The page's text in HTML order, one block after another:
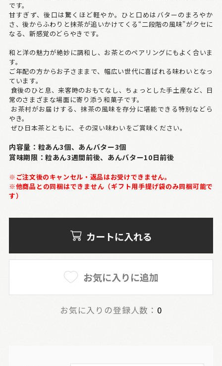
です。
甘すぎず、後口は驚くほど軽やか。ひと口めはバターのまろやか
さ、後からふわりと抹茶が追いかけてくる“二段階の風味”がクセに
なる、新感覚のどらやきです。
和と洋の魅力が絶妙に調和し、お茶とのペアリングにもよく合いま
す。
ご年配の方からお子さままで、幅広い世代に喜ばれる味わいとなっ
ています。
食後のひと息、来客時のおもてなし、ちょっとした手土産など、日
常のさまざまな場面に寄り添う和菓子です。
お茶村がお届けする、抹茶の風味を存分に堪能できる特別などら
やき。
ぜひ日本茶とともに、その深い味わいをご賞味ください。
内容量：粒あん3個、あんバター3個
賞味期限：粒あん3週間前後、あんバター10日前後
※ご注文後のキャンセル・返品はお受けできません。
※他商品との同梱はできません（ギフト用手提げ袋のみ同梱可能で
す）
カートに入れる
お気に入りに追加
お気に入りの登録人数： 0